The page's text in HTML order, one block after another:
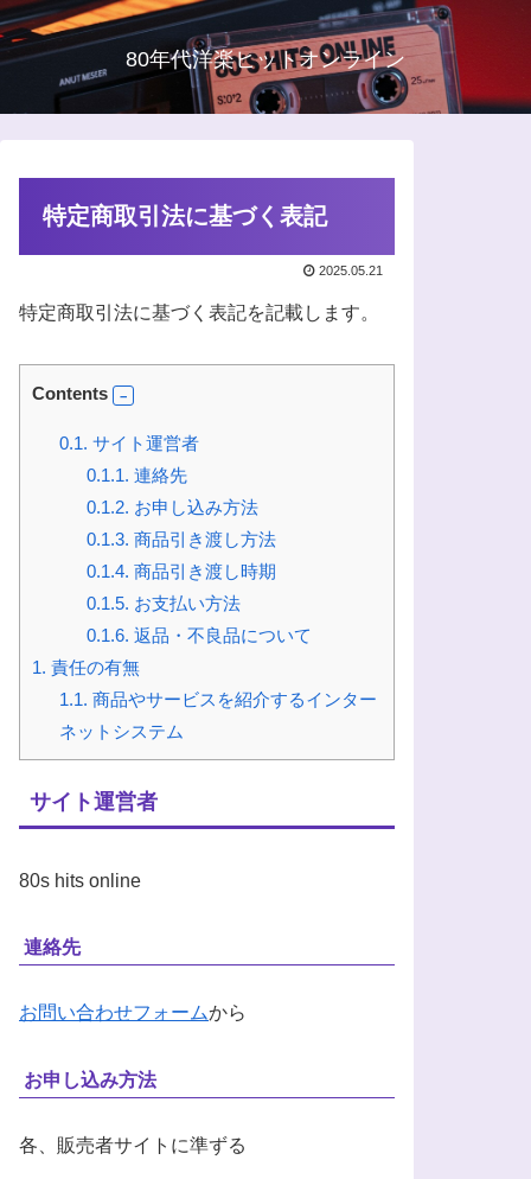
80年代洋楽ヒットオンライン
特定商取引法に基づく表記
2025.05.21
特定商取引法に基づく表記を記載します。
Contents
0.1. サイト運営者
0.1.1. 連絡先
0.1.2. お申し込み方法
0.1.3. 商品引き渡し方法
0.1.4. 商品引き渡し時期
0.1.5. お支払い方法
0.1.6. 返品・不良品について
1. 責任の有無
1.1. 商品やサービスを紹介するインター
ネットシステム
サイト運営者
80s hits online
連絡先
お問い合わせフォー ムから
お申し込み方法
各、販売者サイトに準ずる